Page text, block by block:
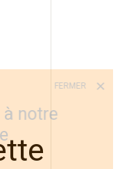
FERMER
notre